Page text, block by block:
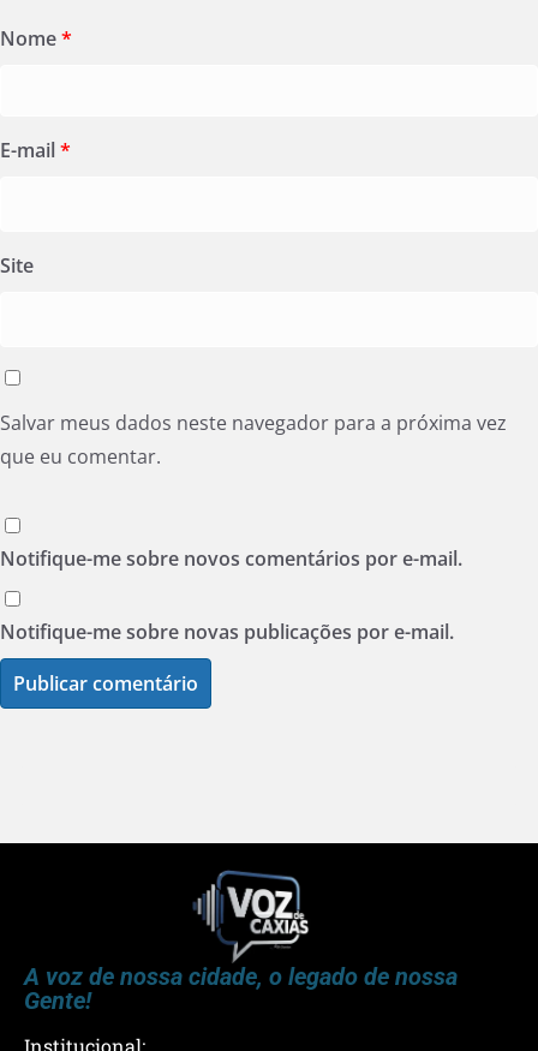
Nome*
E-mail*
Site
Salvar meus dados neste navegador para a próxima vez
que eu comentar.
Notifique-me sobre novos comentários por e-mail.
Notifique-me sobre novas publicações por e-mail.
A voz de nossa cidade, o legado de nossa
Gente!